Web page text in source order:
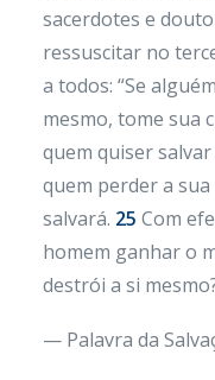
sacerdotes e
ressuscitar no
a todos: “Se
mesmo, tome sua
quem quiser
quem perder a sua
salvará. 25 Com
homem ganhar o
destrói a si
— Palavra da